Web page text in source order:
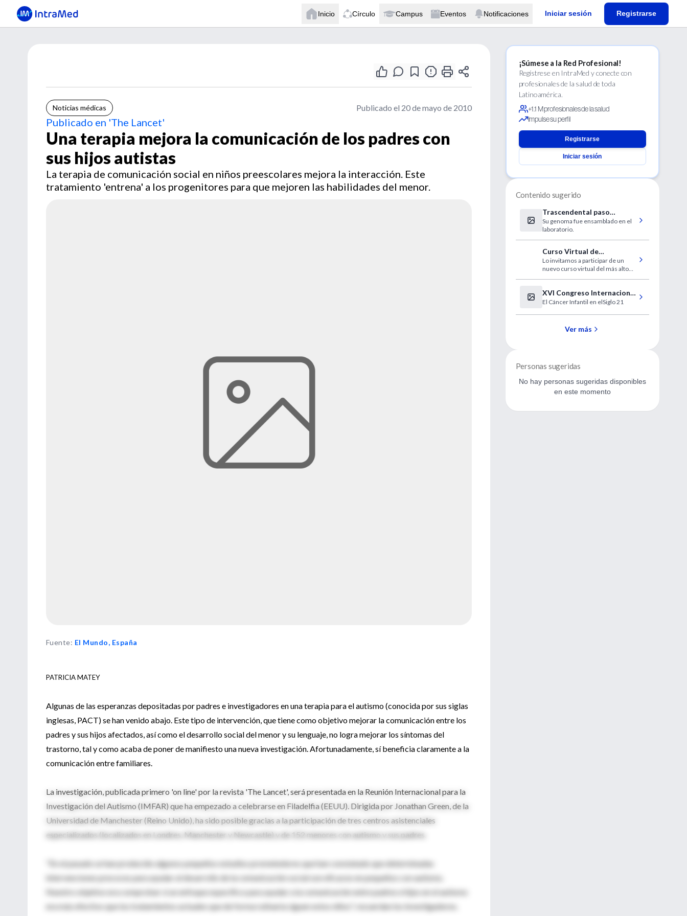
Inicio Círculo Campus Eventos Notificaciones Iniciar sesión Registrarse
Noticias médicas Publicado el 20 de mayo de 2010
Publicado en 'The Lancet'
Una terapia mejora la comunicación de los padres con
sus hijos autistas
La terapia de comunicación social en niños preescolares mejora la interacción. Este
tratamiento 'entrena' a los progenitores para que mejoren las habilidades del menor.
Fuente: El Mundo, España
PATRICIA MATEY
Algunas de las esperanzas depositadas por padres e investigadores en una terapia para el autismo (conocida por sus siglas
inglesas, PACT) se han venido abajo. Este tipo de intervención, que tiene como objetivo mejorar la comunicación entre los
padres y sus hijos afectados, así como el desarrollo social del menor y su lenguaje, no logra mejorar los síntomas del
trastorno, tal y como acaba de poner de manifiesto una nueva investigación. Afortunadamente, sí beneficia claramente a la
comunicación entre familiares.
La investigación, publicada primero 'on line' por la revista 'The Lancet', será presentada en la Reunión Internacional para la
Investigación del Autismo (IMFAR) que ha empezado a celebrarse en Filadelfia (EEUU). Dirigida por Jonathan Green, de la
Universidad de Manchester (Reino Unido), ha sido posible gracias a la participación de tres centros asistenciales
especializados (localizados en Londres, Manchester y Newcastle) y de 152 menores con autismo y sus padres.
"En el pasado se han producido algunos pequeños estudios prometedores que han constatado que determinadas
intervenciones precoces para ayudar al desarrollo de la comunicación social son eficaces en pequeños con autismo.
Nuestro objetivo era comprobar si un enfoque específico para ayudar a la comunicación entre padres e hijos en el autismo
era más efectivo que los tratamientos actuales que de forma rutinaria siguen estos niños", recuerdan los investigadores.
¡Súmese a la Red Profesional!
Regístrese en IntraMed y conecte con
profesionales de la salud de toda
Latinoamérica.
+1.1 M profesionales de la salud
Impulse su perfil
Registrarse
Iniciar sesión
Contenido sugerido
Trascendental paso
científico: crearon una
célula sintética
Su genoma fue ensamblado en el
laboratorio.
Curso Virtual de
Prevención de las
infecciones en Pediatría
Lo invitamos a participar de un
nuevo curso virtual del más alto
XVI Congreso Internacional
Oncología y Hematología
Pediátrica
El Cáncer Infantil en elSiglo 21
Ver más
Personas sugeridas
No hay personas sugeridas disponibles
en este momento